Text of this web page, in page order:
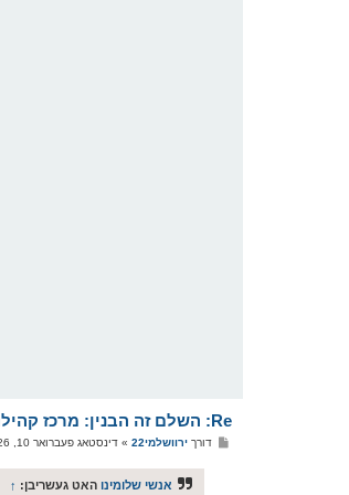
Re: השלם זה הבנין: מרכז קהילת ומוסדות סאטמאר (מהר"א) אין ירושלים עיה"ק
פדורך ירוושלמי22 » דינסטאג פעברואר 10, 2026 4:27 pm
אנשי שלומינו האט געשריבן: ↑